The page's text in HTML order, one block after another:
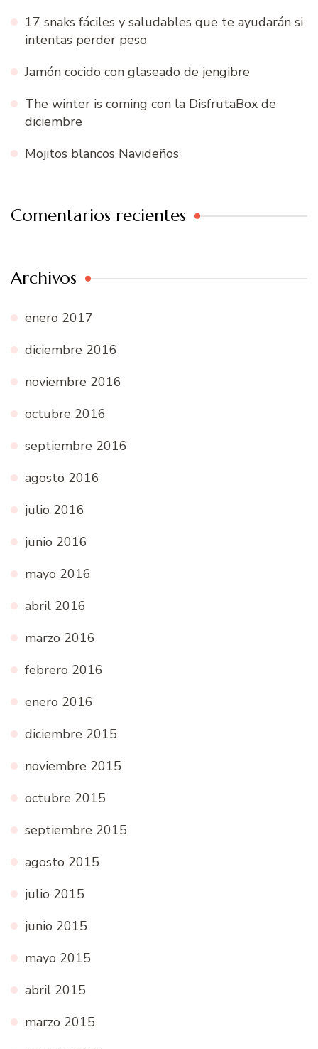
17 snaks fáciles y saludables que te ayudarán si
intentas perder peso
Jamón cocido con glaseado de jengibre
The winter is coming con la DisfrutaBox de
diciembre
Mojitos blancos Navideños
Comentarios recientes
Archivos
enero 2017
diciembre 2016
noviembre 2016
octubre 2016
septiembre 2016
agosto 2016
julio 2016
junio 2016
mayo 2016
abril 2016
marzo 2016
febrero 2016
enero 2016
diciembre 2015
noviembre 2015
octubre 2015
septiembre 2015
agosto 2015
julio 2015
junio 2015
mayo 2015
abril 2015
marzo 2015